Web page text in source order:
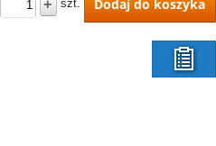
+ szt. Dodaj do koszyka
listy